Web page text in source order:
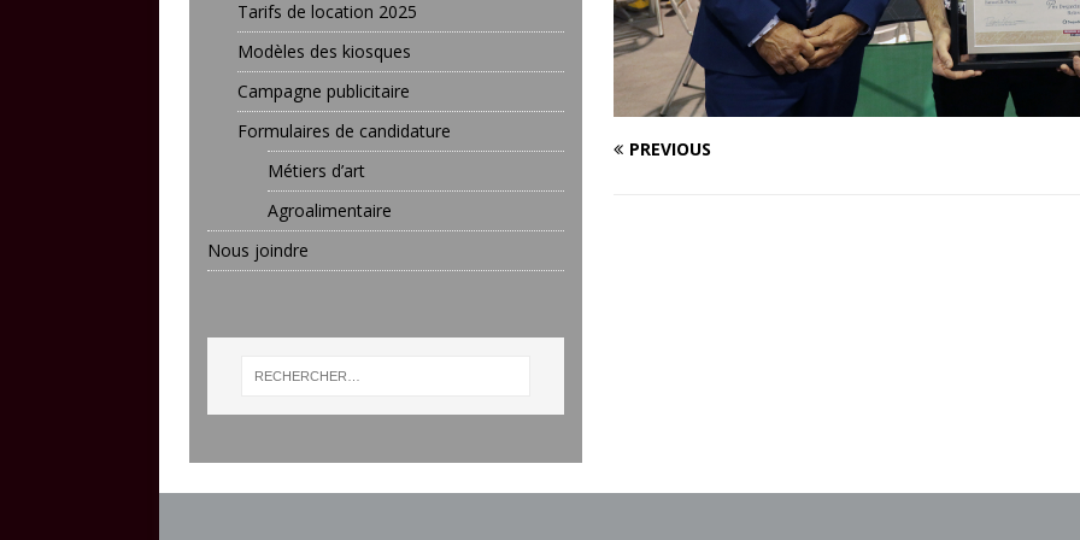
PREVIOUS
Tarifs de location 2025
Modèles des kiosques
Campagne publicitaire
Formulaires de candidature
Métiers d’art
Agroalimentaire
Nous joindre